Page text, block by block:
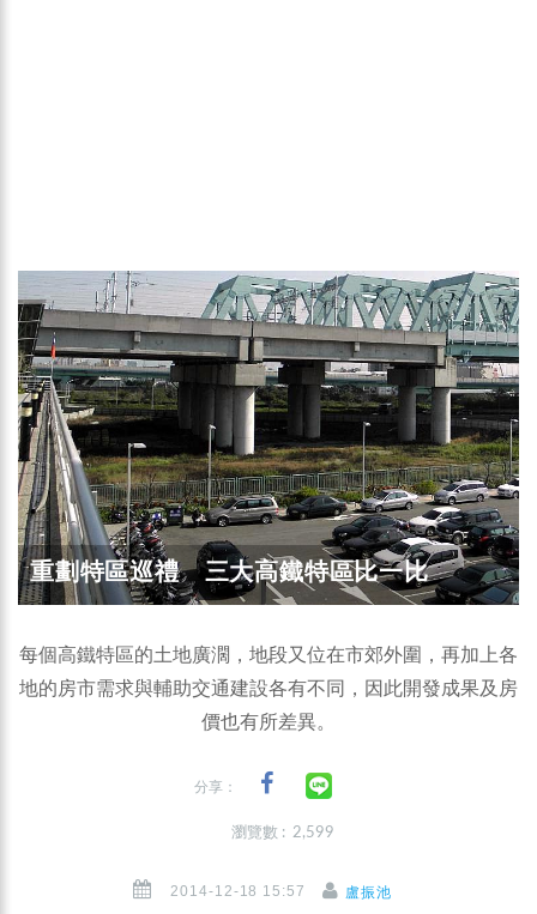
重劃特區巡禮 三大高鐵特區比一比
每個高鐵特區的土地廣濶，地段又位在市郊外圍，再加上各
地的房市需求與輔助交通建設各有不同，因此開發成果及房
價也有所差異。
分享：
瀏覽數 : 2,599
2014-12-18 15:57 盧振池